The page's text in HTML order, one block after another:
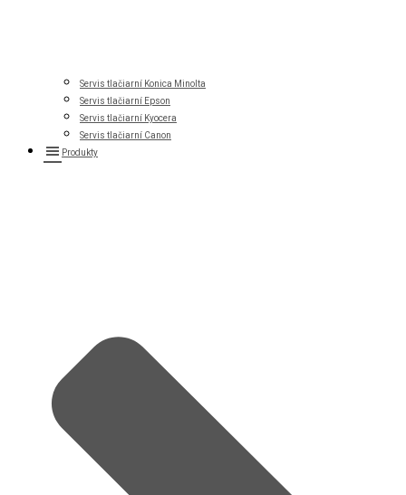
Servis tlačiarní Konica Minolta
Servis tlačiarní Epson
Servis tlačiarní Kyocera
Servis tlačiarní Canon
Produkty